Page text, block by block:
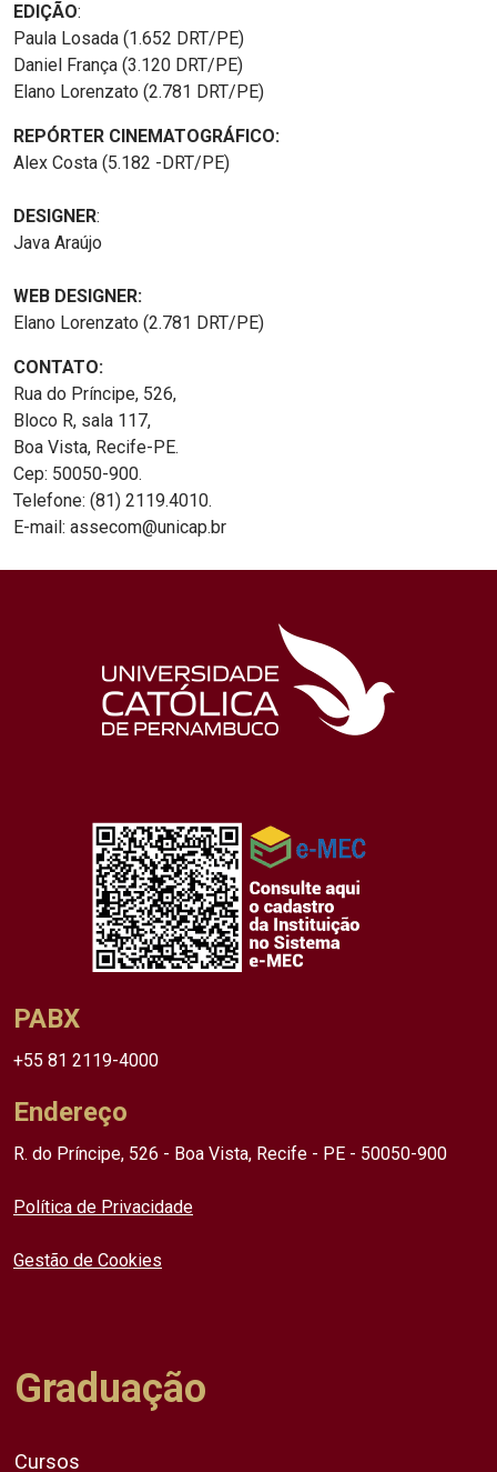
EDIÇÃO:
Paula Losada (1.652 DRT/PE)
Daniel França (3.120 DRT/PE)
Elano Lorenzato (2.781 DRT/PE)
REPÓRTER CINEMATOGRÁFICO:
Alex Costa (5.182 -DRT/PE)
DESIGNER:
Java Araújo
WEB DESIGNER:
Elano Lorenzato (2.781 DRT/PE)
CONTATO:
Rua do Príncipe, 526,
Bloco R, sala 117,
Boa Vista, Recife-PE.
Cep: 50050-900.
Telefone: (81) 2119.4010.
E-mail: assecom@unicap.br
PABX
+55 81 2119-4000
Endereço
R. do Príncipe, 526 - Boa Vista, Recife - PE - 50050-900
Política de Privacidade
Gestão de Cookies
Graduação
Cursos